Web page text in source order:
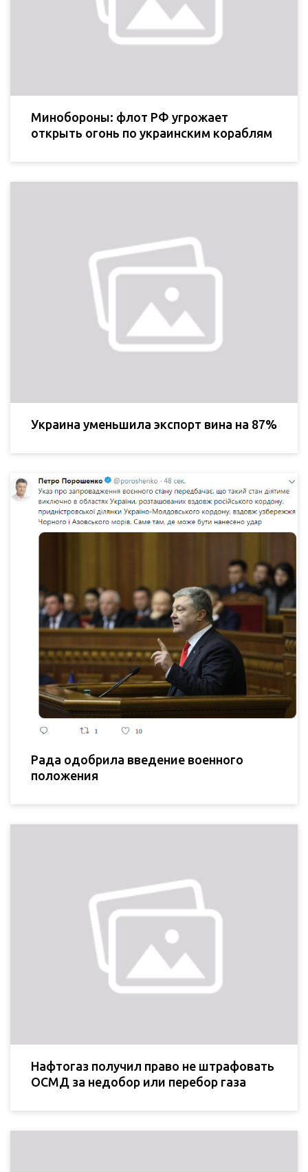
Минобороны: флот РФ угрожает
открыть огонь по украинским кораблям
Украина уменьшила экспорт вина на 87%
Рада одобрила введение военного
положения
Нафтогаз получил право не штрафовать
ОСМД за недобор или перебор газа